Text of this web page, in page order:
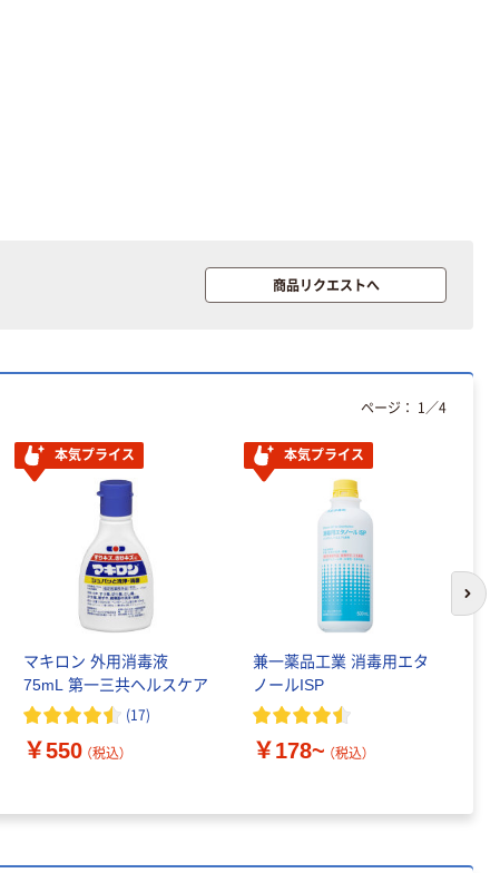
商品リクエストへ
本気プライス
マキロン 外用消毒液
75mL 第一三共ヘルスケア
(17)
￥550 （税込）
本気プライス
兼一薬品工業 消毒用エタ
ノールISP
￥178~ （税込）
ページ： 1 ／4
次
ーホルダー A4
本気プライス
ティッシュペー
パー ボックス
150組 5箱入 ア
スクル スマート
コンパクト ビ
ビッド PEFC認
証
￥328~
本気プライス
中判 再生紙
FSC認証 シング
￥149~